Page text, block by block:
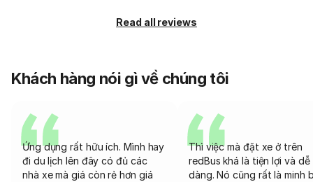
Read all reviews
Khách hàng nói gì về chúng tôi
Ứng dụng rất hữu ích. Mình hay
đi du lịch lên đây có đủ các
nhà xe mà giá còn rẻ hơn giá
Thì việc mà đặt xe ở trên
redBus khá là tiện lợi và dễ
dàng. Nó cũng rất là minh